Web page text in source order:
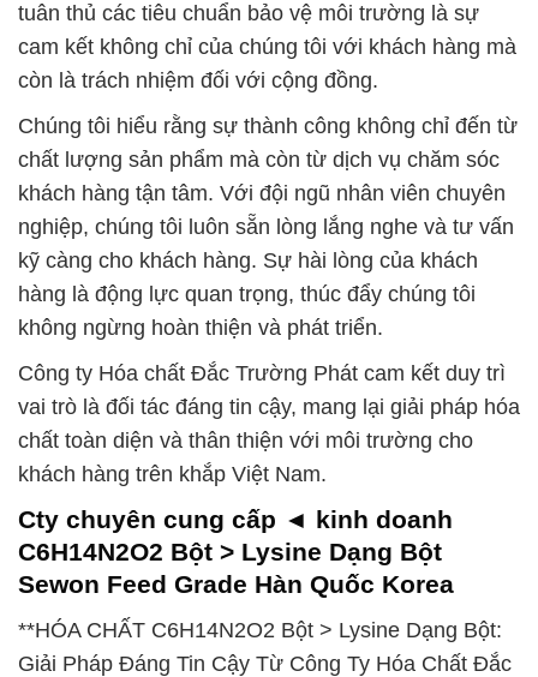
tuân thủ các tiêu chuẩn bảo vệ môi trường là sự
cam kết không chỉ của chúng tôi với khách hàng mà
còn là trách nhiệm đối với cộng đồng.
Chúng tôi hiểu rằng sự thành công không chỉ đến từ
chất lượng sản phẩm mà còn từ dịch vụ chăm sóc
khách hàng tận tâm. Với đội ngũ nhân viên chuyên
nghiệp, chúng tôi luôn sẵn lòng lắng nghe và tư vấn
kỹ càng cho khách hàng. Sự hài lòng của khách
hàng là động lực quan trọng, thúc đẩy chúng tôi
không ngừng hoàn thiện và phát triển.
Công ty Hóa chất Đắc Trường Phát cam kết duy trì
vai trò là đối tác đáng tin cậy, mang lại giải pháp hóa
chất toàn diện và thân thiện với môi trường cho
khách hàng trên khắp Việt Nam.
Cty chuyên cung cấp ◄ kinh doanh
C6H14N2O2 Bột > Lysine Dạng Bột
Sewon Feed Grade Hàn Quốc Korea
**HÓA CHẤT C6H14N2O2 Bột > Lysine Dạng Bột:
Giải Pháp Đáng Tin Cậy Từ Công Ty Hóa Chất Đắc